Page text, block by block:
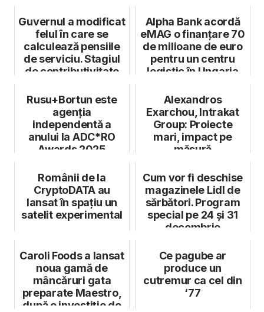
Guvernul a modificat
felul în care se
calculează pensiile
de serviciu. Stagiul
de contributivitate
Alpha Bank acordă
eMAG o finanțare 70
de milioane de euro
pentru un centru
logistic în Ungaria
Rusu+Bortun este
agenția
independentă a
anului la ADC*RO
Awards 2025
Alexandros
Exarchou, Intrakat
Group: Proiecte
mari, impact pe
măsură
Românii de la
CryptoDATA au
lansat în spațiu un
satelit experimental
Cum vor fi deschise
magazinele Lidl de
sărbători. Program
special pe 24 și 31
decembrie
Caroli Foods a lansat
noua gamă de
mâncăruri gata
preparate Maestro,
după o investiție de
Ce pagube ar
produce un
cutremur ca cel din
‘77